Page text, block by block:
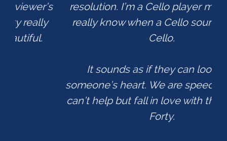
resolution. I’m a Cello player myself so I
really know when a Cello sounds like a
It sounds as if they can look into
someone’s heart. We are speechless. We
can’t help but fall in love with the Special